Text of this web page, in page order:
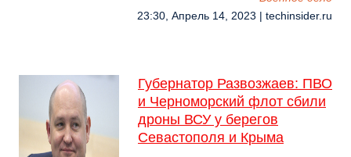
23:30, Апрель 14, 2023 | techinsider.ru
Губернатор Развозжаев: ПВО
и Черноморский флот сбили
дроны ВСУ у берегов
Севастополя и Крыма